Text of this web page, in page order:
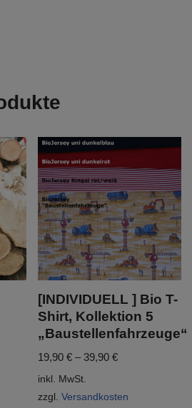
[INDIVIDUELL ] Bio T-
Shirt, Kollektion 5
„Baustellenfahrzeuge“
19,90€ –39,90€
inkl. MwSt.
zzgl.Versandkosten